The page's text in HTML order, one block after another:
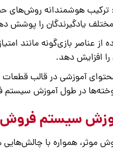
ترکیب هوشمندانه روش‌های
مختلف یادگیرندگان را پوشش
از عناصر بازی‌گونه مانند
را افزایش دهد.
محتوای آموزشی در قالب
در طولآموزش سیستم
سیستم فروش و
موثر، همواره با